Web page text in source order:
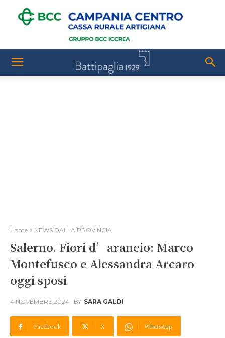
Home NEWS DALLA PROVINCIA
Salerno. Fiori d’arancio: Marco
Montefusco e Alessandra Arcaro
oggi sposi
4 NOVEMBRE 2024 BY SARA GALDI
Facebook X WhatsApp